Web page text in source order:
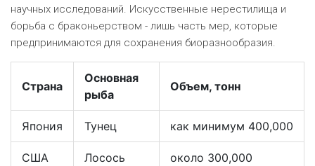
научных исследований. Искусственные нерестилища и
борьба с браконьерством - лишь часть мер, которые
предпринимаются для сохранения биоразнообразия.
Страна
Основная
рыба
Объем, тонн
Япония Тунец как минимум 400,000
США Лосось около 300,000